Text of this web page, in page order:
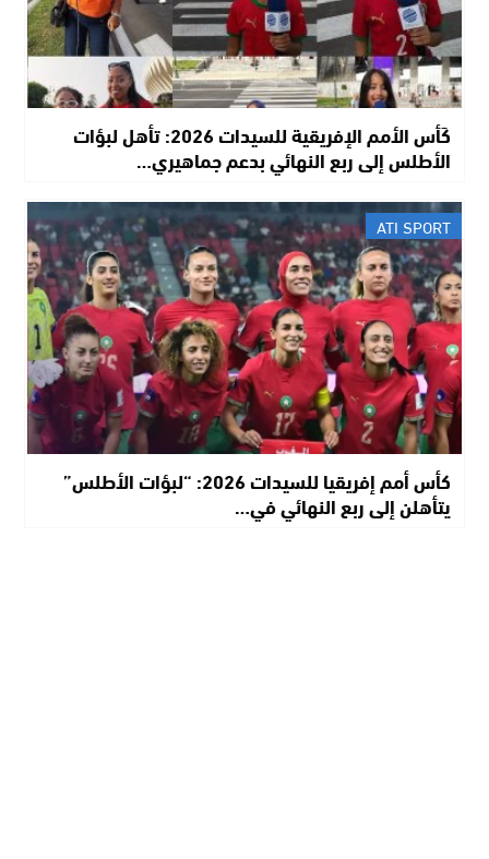
كَأس الأمم الإفريقية للسيدات 2026: تأهل لبؤات
الأطلس إلى ربع النهائي بدعم جماهيري…
ATI SPORT
كأس أمم إفريقيا للسيدات 2026: “لبؤات الأطلس”
يتأهلن إلى ربع النهائي في…